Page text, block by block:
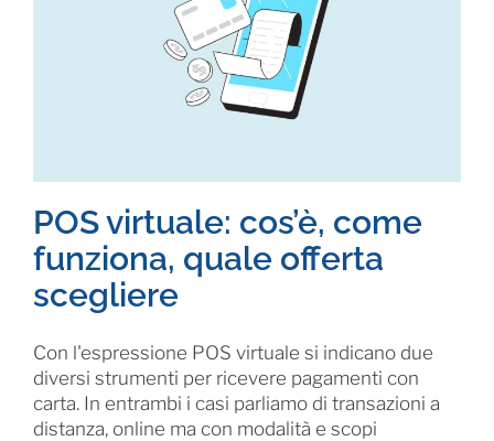
POS virtuale: cos’è, come
funziona, quale offerta
scegliere
Con l'espressione POS virtuale si indicano due
diversi strumenti per ricevere pagamenti con
carta. In entrambi i casi parliamo di transazioni a
distanza, online ma con modalità e scopi